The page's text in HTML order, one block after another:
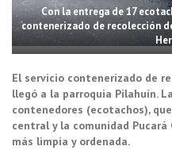
Con la entrega de 17
contenerizado de recolección
El servicio contenerizado de
llegó a la parroquia Pilahuín.
contenedores (ecotachos),
central y la comunidad
más limpia y ordenada.